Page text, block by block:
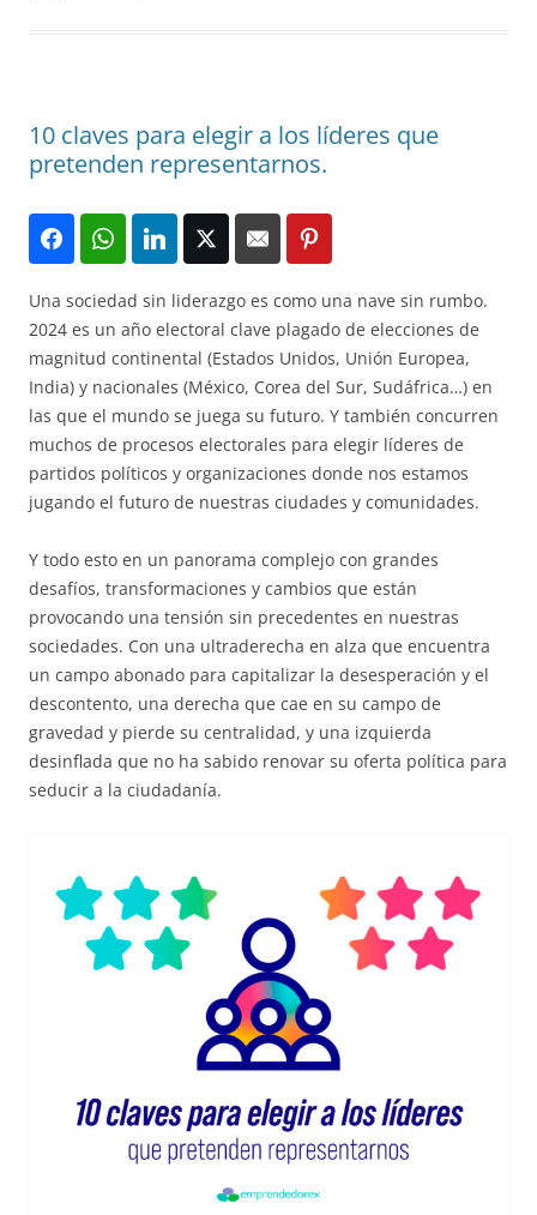
10 claves para elegir a los líderes que
pretenden representarnos.
Una sociedad sin liderazgo es como una nave sin rumbo.
2024 es un año electoral clave plagado de elecciones de
magnitud continental (Estados Unidos, Unión Europea,
India) y nacionales (México, Corea del Sur, Sudáfrica…) en
las que el mundo se juega su futuro. Y también concurren
muchos de procesos electorales para elegir líderes de
partidos políticos y organizaciones donde nos estamos
jugando el futuro de nuestras ciudades y comunidades.
Y todo esto en un panorama complejo con grandes
desafíos, transformaciones y cambios que están
provocando una tensión sin precedentes en nuestras
sociedades. Con una ultraderecha en alza que encuentra
un campo abonado para capitalizar la desesperación y el
descontento, una derecha que cae en su campo de
gravedad y pierde su centralidad, y una izquierda
desinflada que no ha sabido renovar su oferta política para
seducir a la ciudadanía.